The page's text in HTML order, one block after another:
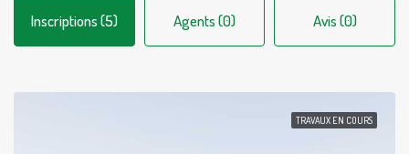
Inscriptions (5) Agents (0) Avis (0)
TRAVAUX EN COURS